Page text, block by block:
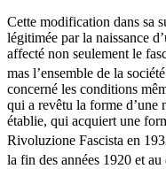
Cette modification dans sa
légitimée par la naissance
affecté non seulement le
mas l’ensemble de la
concerné les conditions
qui a revêtu la forme d’une
établie, qui acquiert une
Rivoluzione Fascista en
la fin des années 1920 et